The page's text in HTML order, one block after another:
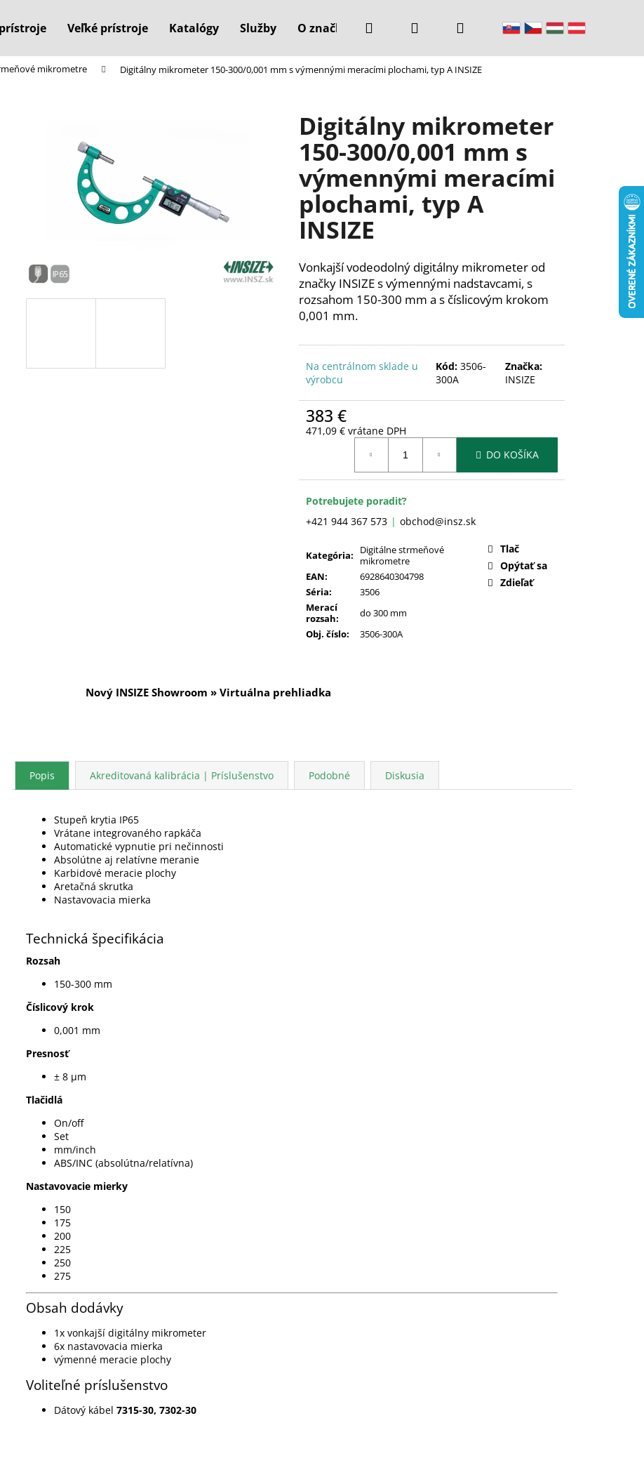
Veľké prístroje Katalógy Služby O značke Kontakty
Hľadať PrihlásenieNákupný
mikrometre Digitálny mikrometer 150-300/0,001 mm s výmennými meracími plochami, typ A INSIZE
Digitálny mikrometer
150-300/0,001 mm s
výmennými meracími
plochami, typ A
INSIZE
Vonkajší vodeodolný digitálny mikrometer od
značky INSIZE s výmennými nadstavcami, s
rozsahom 150-300 mm a s číslicovým krokom
0,001 mm.
Na centrálnom sklade u
výrobcu
Kód: 3506-
300A
Značka:
INSIZE
383 €
471,09 € vrátane DPH
DO KOŠÍKA
Potrebujete poradiť?
+421 944 367 573
obchod@insz.sk
Kategória:
Digitálne strmeňové
mikrometre
EAN:
6928640304798
Séria:
3506
Merací
rozsah:
do 300 mm
Obj. číslo: 3506-300A
Tlač
Opýtať sa
Zdieľať
Nový INSIZE Showroom » Virtuálna prehliadka
Popis Akreditovaná kalibrácia | Príslušenstvo Podobné Diskusia
Stupeň krytia IP65
Vrátane integrovaného rapkáča
Automatické vypnutie pri nečinnosti
Absolútne aj relatívne meranie
Karbidové meracie plochy
Aretačná skrutka
Nastavovacia mierka
Technická špecifikácia
Rozsah
150-300 mm
Číslicový krok
0,001 mm
Presnosť
± 8 µm
Tlačidlá
On/off
Set
mm/inch
ABS/INC (absolútna/relatívna)
Nastavovacie mierky
150
175
200
225
250
275
Obsah dodávky
1x vonkajší digitálny mikrometer
6x nastavovacia mierka
výmenné meracie plochy
Voliteľné príslušenstvo
Dátový kábel 7315-30, 7302-30
Čo potrebujete nájsť?
Odporúčame